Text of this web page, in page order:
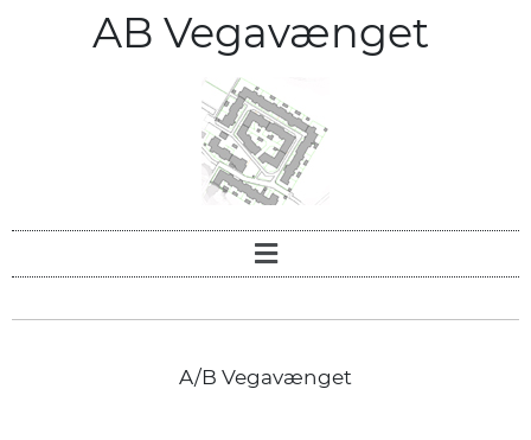
AB Vegavænget
A/B Vegavænget